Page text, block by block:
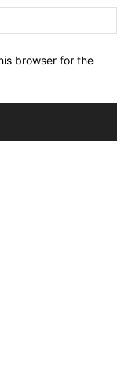
browser for the